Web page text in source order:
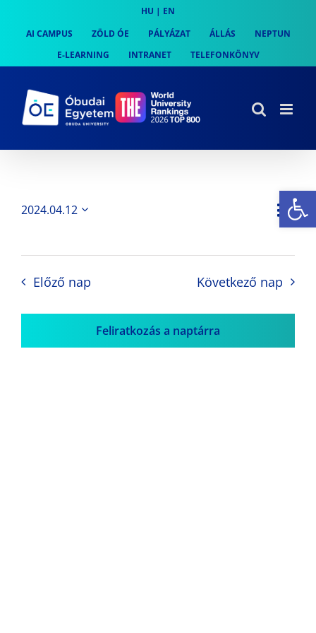
content
HU | EN
AI CAMPUS
ZÖLD ÓE PÁLYÁZAT ÁLLÁS
NEPTUN
E-LEARNING
INTRANET TELEFONKÖNYV
Nap
2024.04.12
Előző nap Következő nap
Feliratkozás a naptárra